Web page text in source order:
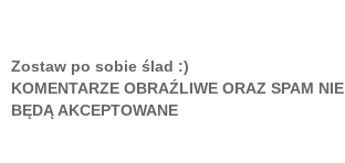
Zostaw po sobie ślad :)
KOMENTARZE OBRAŹLIWE ORAZ SPAM NIE
BĘDĄ AKCEPTOWANE